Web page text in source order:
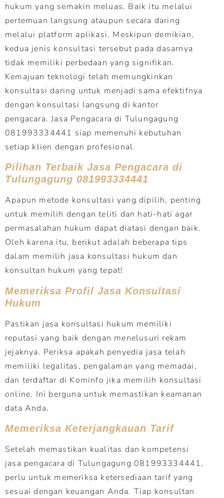
hukum yang semakin meluas. Baik itu melalui
pertemuan langsung ataupun secara daring
melalui platform aplikasi. Meskipun demikian,
kedua jenis konsultasi tersebut pada dasarnya
tidak memiliki perbedaan yang signifikan.
Kemajuan teknologi telah memungkinkan
konsultasi daring untuk menjadi sama efektifnya
dengan konsultasi langsung di kantor
pengacara. Jasa Pengacara di Tulungagung
081993334441 siap memenuhi kebutuhan
setiap klien dengan profesional.
Pilihan Terbaik Jasa Pengacara di
Tulungagung 081993334441
Apapun metode konsultasi yang dipilih, penting
untuk memilih dengan teliti dan hati-hati agar
permasalahan hukum dapat diatasi dengan baik.
Oleh karena itu, berikut adalah beberapa tips
dalam memilih jasa konsultasi hukum dan
konsultan hukum yang tepat!
Memeriksa Profil Jasa Konsultasi
Hukum
Pastikan jasa konsultasi hukum memiliki
reputasi yang baik dengan menelusuri rekam
jejaknya. Periksa apakah penyedia jasa telah
memiliki legalitas, pengalaman yang memadai,
dan terdaftar di Kominfo jika memilih konsultasi
online. Ini berguna untuk memastikan keamanan
data Anda.
Memeriksa Keterjangkauan Tarif
Setelah memastikan kualitas dan kompetensi
jasa pengacara di Tulungagung 081993334441,
perlu untuk memeriksa ketersediaan tarif yang
sesuai dengan keuangan Anda. Tiap konsultan